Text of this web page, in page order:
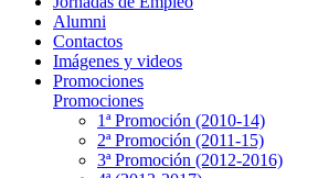
Alumni
Contactos
Imágenes y videos
Promociones
Promociones
1ª Promoción (2010-14)
2ª Promoción (2011-15)
3ª Promoción (2012-2016)